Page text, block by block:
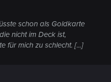
schon als Goldkarte
nicht im Deck ist,
für mich zu schlecht. [...]